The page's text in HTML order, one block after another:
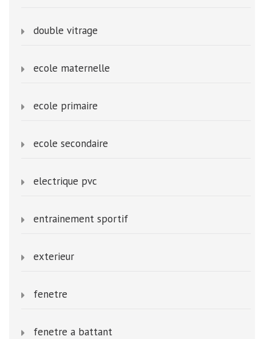
double vitrage
ecole maternelle
ecole primaire
ecole secondaire
electrique pvc
entrainement sportif
exterieur
fenetre
fenetre a battant